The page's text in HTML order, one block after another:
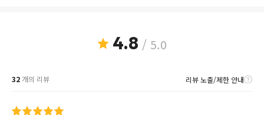
4.8 / 5.0
32개의 리뷰 리뷰 노출/제한 안내